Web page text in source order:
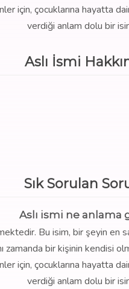
için, çocuklarına hayatta
verdiği anlam dolu bir
Aslı İsmi
Sık Sorulan
Aslı ismi ne anlama
Bu isim, bir şeyin en
zamanda bir kişinin kendisi
için, çocuklarına hayatta
verdiği anlam dolu bir